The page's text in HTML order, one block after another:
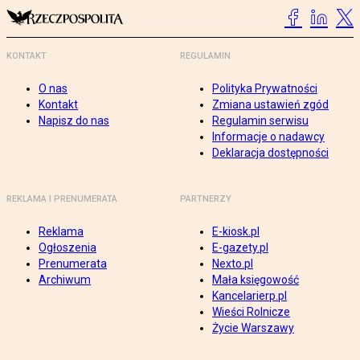
KONTAKT
O nas
Kontakt
Napisz do nas
REGULAMIN
Polityka Prywatności
Zmiana ustawień zgód
Regulamin serwisu
Informacje o nadawcy
Deklaracja dostępności
REKLAMA I PRENUMERATA
Reklama
Ogłoszenia
Prenumerata
Archiwum
PARTNERZY
E-kiosk.pl
E-gazety.pl
Nexto.pl
Mała księgowość
Kancelarierp.pl
Wieści Rolnicze
Życie Warszawy